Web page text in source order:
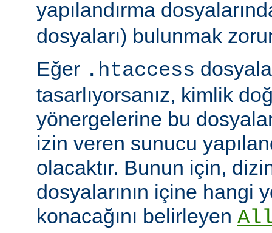
yapılandırma
dosyaları) bulunmak
Eğer .htaccess
tasarlıyorsanız, kimlik
yönergelerine bu
izin veren sunucu
olacaktır. Bunun için,
dosyalarının içine hangi
konacağını belirleyen